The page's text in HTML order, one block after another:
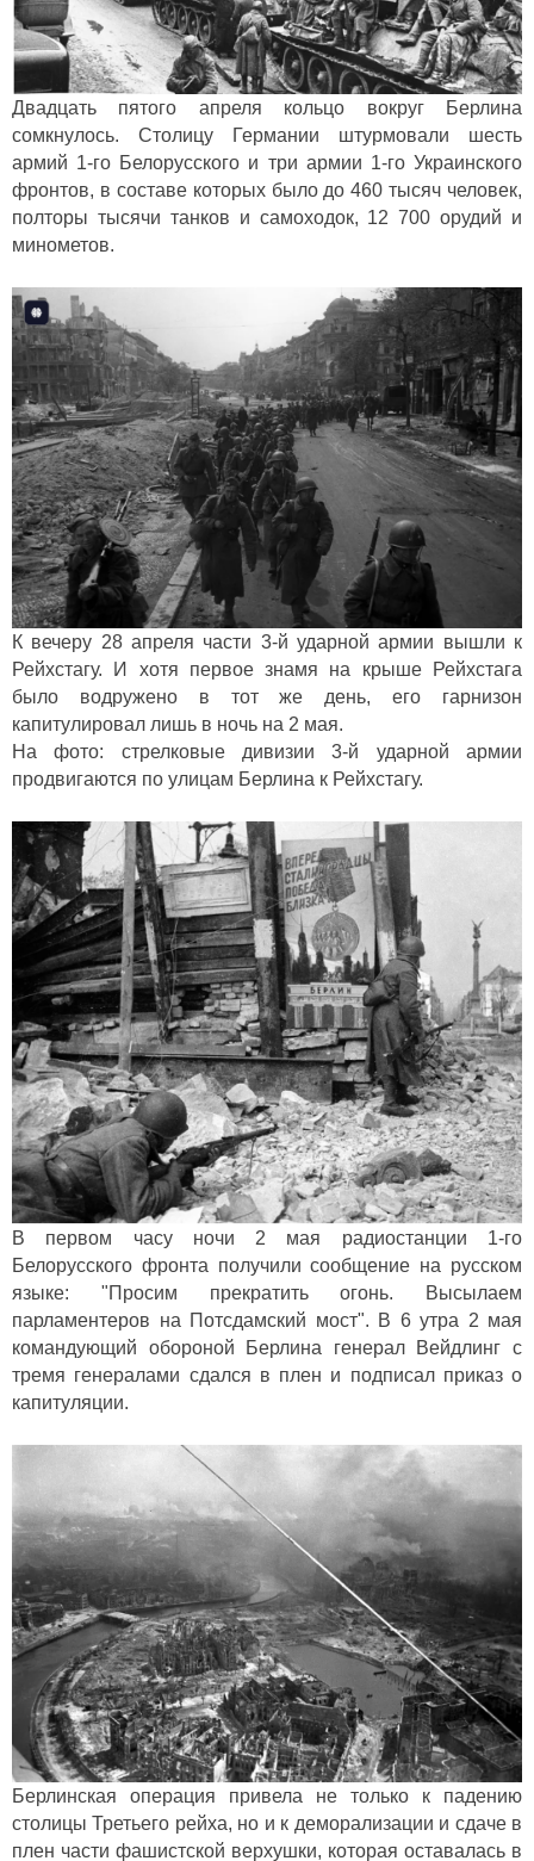
Двадцать пятого апреля кольцо вокруг Берлина
сомкнулось. Столицу Германии штурмовали шесть
армий 1-го Белорусского и три армии 1-го Украинского
фронтов, в составе которых было до 460 тысяч человек,
полторы тысячи танков и самоходок, 12 700 орудий и
минометов.
К вечеру 28 апреля части 3-й ударной армии вышли к
Рейхстагу. И хотя первое знамя на крыше Рейхстага
было водружено в тот же день, его гарнизон
капитулировал лишь в ночь на 2 мая.
На фото: стрелковые дивизии 3-й ударной армии
продвигаются по улицам Берлина к Рейхстагу.
В первом часу ночи 2 мая радиостанции 1-го
Белорусского фронта получили сообщение на русском
языке: "Просим прекратить огонь. Высылаем
парламентеров на Потсдамский мост". В 6 утра 2 мая
командующий обороной Берлина генерал Вейдлинг с
тремя генералами сдался в плен и подписал приказ о
капитуляции.
Берлинская операция привела не только к падению
столицы Третьего рейха, но и к деморализации и сдаче в
плен части фашистской верхушки, которая оставалась в